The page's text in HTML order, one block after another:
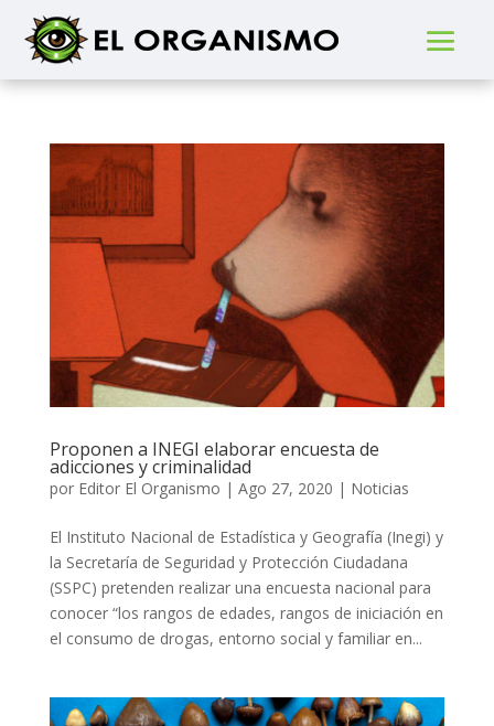
Proponen a INEGI elaborar encuesta de
adicciones y criminalidad
por Editor El Organismo | Ago 27, 2020 | Noticias
El Instituto Nacional de Estadística y Geografía (Inegi) y
la Secretaría de Seguridad y Protección Ciudadana
(SSPC) pretenden realizar una encuesta nacional para
conocer “los rangos de edades, rangos de iniciación en
el consumo de drogas, entorno social y familiar en...